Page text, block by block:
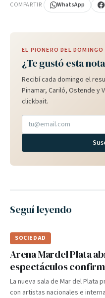
COMPARTIR WhatsApp
EL PIONERO DEL DOMINGO
¿Te gustó esta
Recibí cada domingo el
Pinamar, Cariló, Ostende y
clickbait.
Seguí leyendo
SOCIEDAD
Arena Mardel Plata
espectáculos
La nueva sala de Mar del Plata
con artistas nacionales e